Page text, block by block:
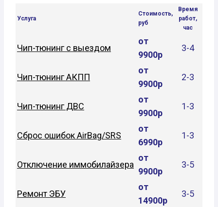
Услуга
Стоимость,
руб
Время
работ,
час
Чип-тюнинг с выездом
от
9900р
3-4
Чип-тюнинг АКПП
от
9900р
2-3
Чип-тюнинг ДВС
от
9900р
1-3
Сброс ошибок AirBag/SRS
от
6990р
1-3
Отключение иммобилайзера
от
9900р
3-5
Ремонт ЭБУ
от
14900р
3-5